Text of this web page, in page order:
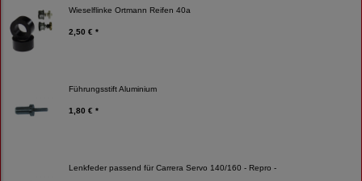
Wieselflinke Ortmann Reifen 40a
2,50 € *
Führungsstift Aluminium
1,80 € *
Lenkfeder passend für Carrera Servo 140/160 - Repro -